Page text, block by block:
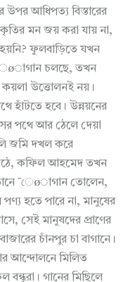
উপর আধিপত্য বিস্তারের
মন জয় করা যায় না,
ফুলবাড়িতে যখন
¯েøাগান চলছে, তখন
উত্তোলনই নয়।
হাঁটতে হবে। উন্নয়নের
পথে আর ঠেলে দেয়া
জমি দখল করে
কফিল আহমেদ তখন
¯েøাগান তোলেন,
হতে পারে না, মানুষের
সেই মানুষদের প্রাণের
চাঁনপুর চা বাগানে।
আন্দোলনে মিলিত
বন্ধুরা। গানের মিছিলে